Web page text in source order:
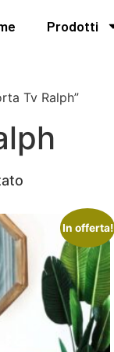
Prodotti
Tv Ralph”
In offerta!